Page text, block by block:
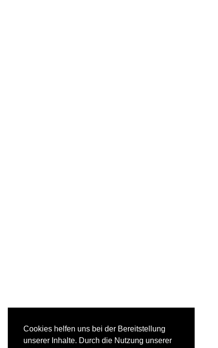
Cookies helfen uns bei der Bereitstellung
unserer Inhalte. Durch die Nutzung unserer